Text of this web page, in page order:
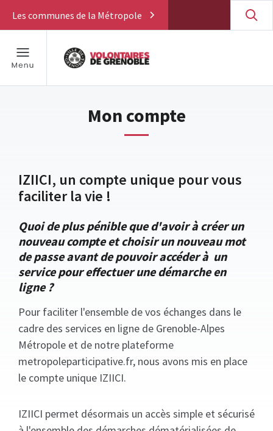
Les communes de la Métropole
Mon compte
IZIICI, un compte unique pour vous
faciliter la vie !
Quoi de plus pénible que d'avoir à créer un
nouveau compte et choisir un nouveau mot
de passe avant de pouvoir accéder à un
service pour effectuer une démarche en
ligne ?
Pour faciliter l'ensemble de vos échanges dans le
cadre des services en ligne de Grenoble-Alpes
Métropole et de notre plateforme
metropoleparticipative.fr, nous avons mis en place
le compte unique IZIICI.
IZIICI permet désormais un accès simple et sécurisé